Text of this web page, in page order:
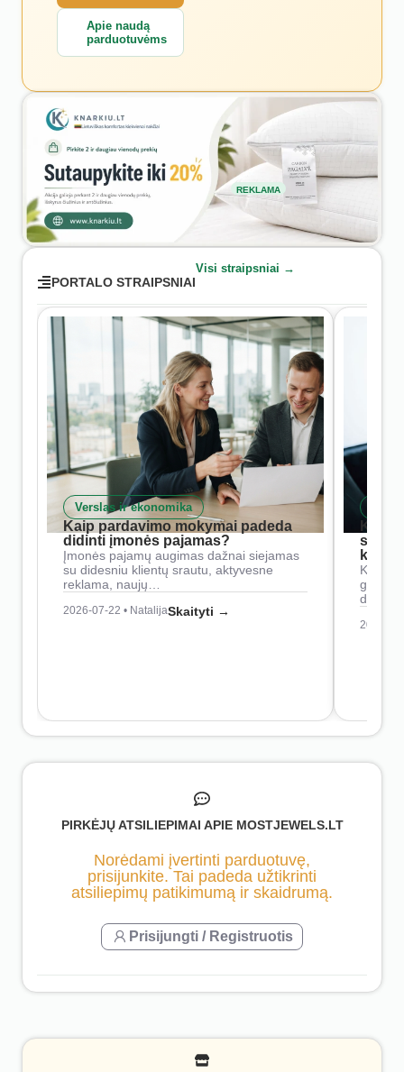
Apie naudą
parduotuvėms
REKLAMA
PORTALO STRAIPSNIAI
Visi straipsniai →
Verslas ir ekonomika
Kaip pardavimo mokymai padeda
didinti įmonės pajamas?
Įmonės pajamų augimas dažnai siejamas
su didesniu klientų srautu, aktyvesne
reklama, naujų…
2026-07-22 • NatalijaSkaityti →
Kaip
2026-
PIRKĖJŲ ATSILIEPIMAI APIE MOSTJEWELS.LT
Norėdami įvertinti parduotuvę,
prisijunkite. Tai padeda užtikrinti
atsiliepimų patikimumą ir skaidrumą.
Prisijungti / Registruotis